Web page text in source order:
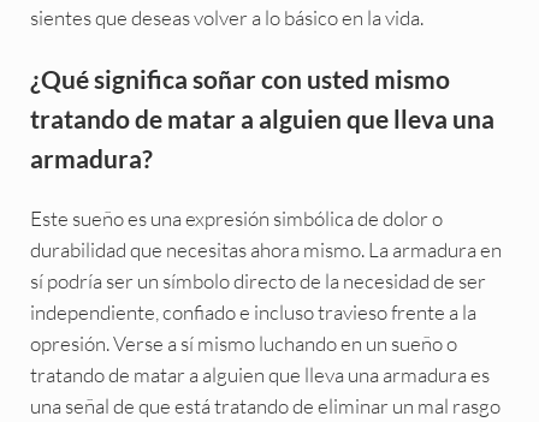
sientes que deseas volver a lo básico en la vida.
¿Qué significa soñar con usted mismo
tratando de matar a alguien que lleva una
armadura?
Este sueño es una expresión simbólica de dolor o
durabilidad que necesitas ahora mismo. La armadura en
sí podría ser un símbolo directo de la necesidad de ser
independiente, confiado e incluso travieso frente a la
opresión. Verse a sí mismo luchando en un sueño o
tratando de matar a alguien que lleva una armadura es
una señal de que está tratando de eliminar un mal rasgo